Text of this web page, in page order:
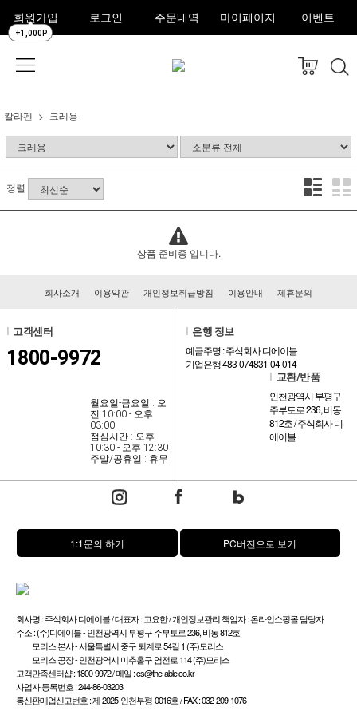
회원가입
+1,000P
로그인 주문내역 마이페이지 이벤트
칼라펜 크레용
정렬
상품 준비중 입니다.
회사소개 이용약관 개인정보취급방침 이용안내 제휴문의
고객센터
1800-9972
월요일-금요일 : 오
전 10:00 - 오후
03:00
점심시간 : 오후
10:30 - 오후 12:30
주말/공휴일 : 휴무
은행 정보
예금주명 : 주식회사 디에이블
기업은행 483-074831-04-014
교환/반품
인천광역시 부평구
주부토로 236, 비동
812호 / 주식회사 디
에이블
1:1문의 하기 PC버전으로 보기
회사명 : 주식회사 디에이블 / 대표자 : 고요한 / 개인정보관리 책임자 : 온라인쇼핑몰 담당자
주소 : (주)디에이블 - 인천광역시 부평구 주부토로 236, 비동 812호
모리스 본사 - 서울특별시 중구 퇴계로 54길 1 (주)모리스
모리스 공장 - 인천광역시 미추홀구 염전로 114 (주)모리스
고객만족센터샵 : 1800-9972 / 메일 : cs@the-able.co.kr
사업자 등록번호 : 244-86-03203
통신판매업신고번호 : 제 2025-인천부평-0016호 / FAX : 032-209-1076